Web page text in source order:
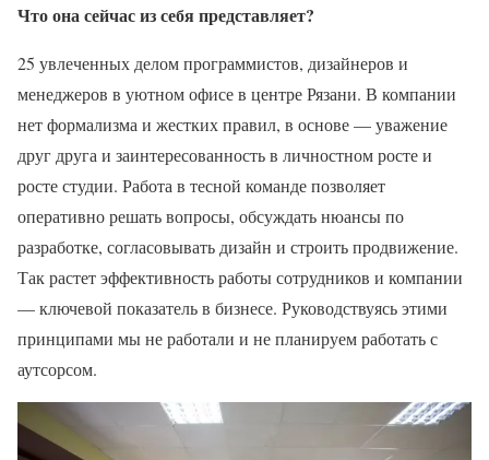
Что она сейчас из себя представляет?
25 увлеченных делом программистов, дизайнеров и
менеджеров в уютном офисе в центре Рязани. В компании
нет формализма и жестких правил, в основе — уважение
друг друга и заинтересованность в личностном росте и
росте студии. Работа в тесной команде позволяет
оперативно решать вопросы, обсуждать нюансы по
разработке, согласовывать дизайн и строить продвижение.
Так растет эффективность работы сотрудников и компании
— ключевой показатель в бизнесе. Руководствуясь этими
принципами мы не работали и не планируем работать с
аутсорсом.